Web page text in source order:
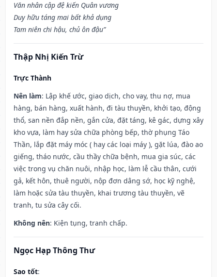
Văn nhân cập đệ kiến Quân vương
Duy hữu táng mai bất khả dụng
Tam niên chi hậu, chủ ôn đậu”
Thập Nhị Kiến Trừ
Trực Thành
Nên làm: Lập khế ước, giao dịch, cho vay, thu nợ, mua
hàng, bán hàng, xuất hành, đi tàu thuyền, khởi tạo, động
thổ, san nền đắp nền, gắn cửa, đặt táng, kê gác, dựng xây
kho vựa, làm hay sửa chữa phòng bếp, thờ phụng Táo
Thần, lắp đặt máy móc ( hay các loại máy ), gặt lúa, đào ao
giếng, tháo nước, cầu thầy chữa bệnh, mua gia súc, các
việc trong vụ chăn nuôi, nhập học, làm lễ cầu thân, cưới
gả, kết hôn, thuê người, nộp đơn dâng sớ, học kỹ nghệ,
làm hoặc sửa tàu thuyền, khai trương tàu thuyền, vẽ
tranh, tu sửa cây cối.
Không nên: Kiện tụng, tranh chấp.
Ngọc Hạp Thông Thư
Sao tốt: